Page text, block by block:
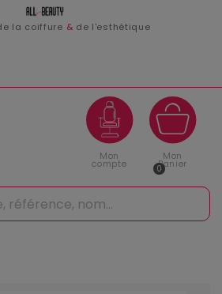
la coiffure & de l'esthétique
0
Mon
Panier
Mon
compte